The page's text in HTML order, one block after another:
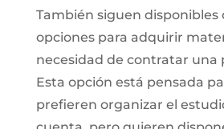
También siguen disponibles
opciones para adquirir
necesidad de contratar una
Esta opción está pensada
prefieren organizar el